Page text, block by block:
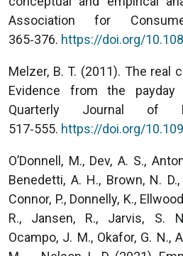
Association for
365‑376. https://doi.org/
Melzer, B. T. (2011). The
Evidence from the payday
Quarterly Journal of
517‑555. https://doi.org/
O’Donnell, M., Dev, A. S.,
Benedetti, A. H., Brown, N.
Connor, P., Donnelly, K.,
R., Jansen, R., Jarvis, S.
Ocampo, J. M., Okafor, G. N.,